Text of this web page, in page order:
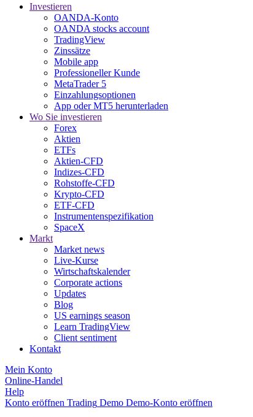
Investieren
OANDA-Konto
OANDA stocks account
TradingView
Zinssätze
Mobile app
Professioneller Kunde
MetaTrader 5
Einzahlungsoptionen
App oder MT5 herunterladen
Wo Sie investieren
Forex
Aktien
ETFs
Aktien-CFD
Indizes-CFD
Rohstoffe-CFD
Krypto-CFD
ETF-CFD
Instrumentenspezifikation
SpaceX
Markt
Market news
Live-Kurse
Wirtschaftskalender
Corporate actions
Updates
Blog
US earnings season
Learn TradingView
Client sentiment
Kontakt
Mein Konto
Online-Handel
Help
Konto eröffnen Trading Demo Demo-Konto eröffnen